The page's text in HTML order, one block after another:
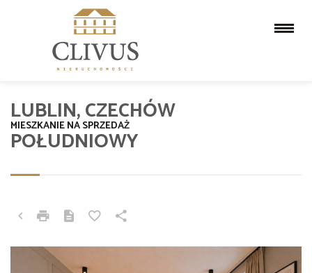
LUBLIN, CZECHÓW
POŁUDNIOWY
MIESZKANIE NA SPRZEDAŻ